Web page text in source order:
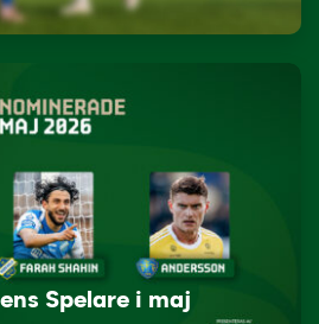
Spelare i maj